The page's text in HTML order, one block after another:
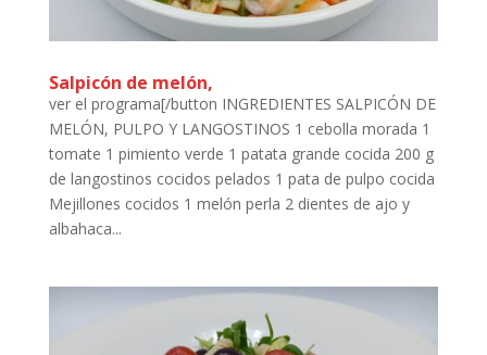
Salpicón de melón,
ver el programa[/button INGREDIENTES SALPICÓN DE
MELÓN, PULPO Y LANGOSTINOS 1 cebolla morada 1
tomate 1 pimiento verde 1 patata grande cocida 200 g
de langostinos cocidos pelados 1 pata de pulpo cocida
Mejillones cocidos 1 melón perla 2 dientes de ajo y
albahaca...